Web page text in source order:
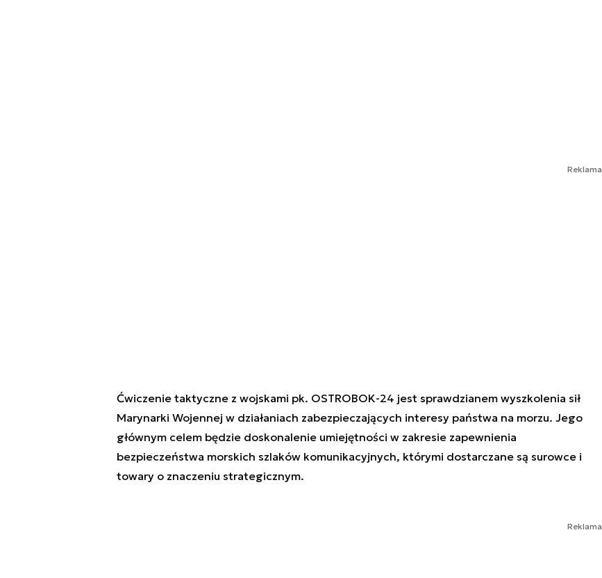
Reklama
Ćwiczenie taktyczne z wojskami pk. OSTROBOK-24 jest sprawdzianem wyszkolenia sił
Marynarki Wojennej w działaniach zabezpieczających interesy państwa na morzu. Jego
głównym celem będzie doskonalenie umiejętności w zakresie zapewnienia
bezpieczeństwa morskich szlaków komunikacyjnych, którymi dostarczane są surowce i
towary o znaczeniu strategicznym.
Reklama